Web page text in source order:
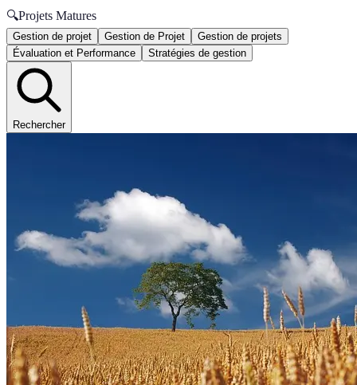
🔍Projets Matures
Gestion de projet Gestion de Projet
Gestion de projets
Évaluation et Performance
Stratégies de gestion
Rechercher